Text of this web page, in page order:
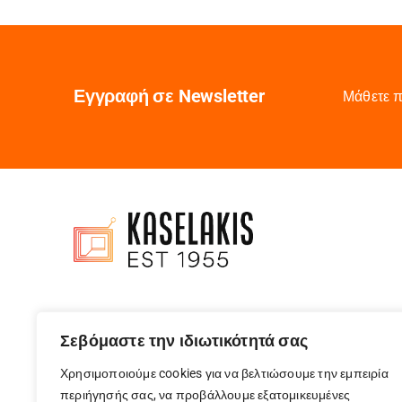
Σεβόμαστε την ιδιωτικότητά σας
Χρησιμοποιούμε cookies για να βελτιώσουμε την εμπειρία
περιήγησής σας, να προβάλλουμε εξατομικευμένες
METZ
MIELE
MORRIS
MOTOROLA
MOULINEX
NEXUS
NILFISK
Εγγραφή σε Newsletter Μάθετε